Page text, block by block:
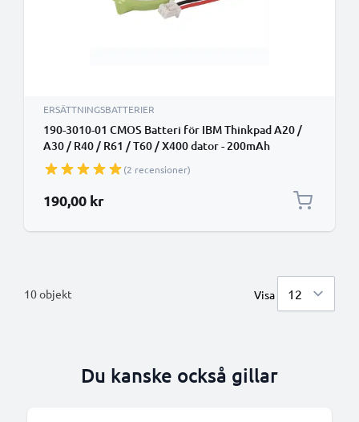
ERSÄTTNINGSBATTERIER
190-3010-01 CMOS Batteri för IBM Thinkpad A20 /
A30 / R40 / R61 / T60 / X400 dator - 200mAh
Laddningsbart CMOS ersättningsbatteri eller
reservbatteri
(2 recensioner)
190,00 kr
10objekt Visa
Du kanske också gillar